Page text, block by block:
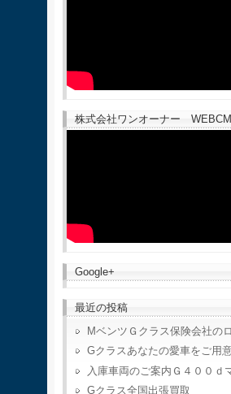
株式会社ワンオーナー
Google+
最近の投稿
MベンツＧクラス保険会社の
Gクラスあなたの愛車をご用
入庫車両のご案内Ｇ４００ｄ
Gクラス全国出張買取